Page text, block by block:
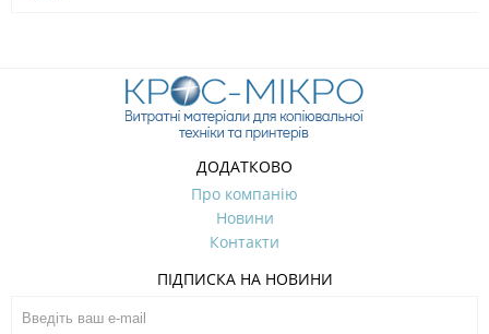
ДОДАТКОВО
Про компанію
Новини
Контакти
ПІДПИСКА НА НОВИНИ